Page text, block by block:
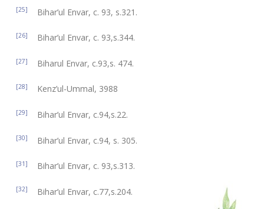
[25] Bihar’ul Envar, c. 93, s.321.
[26] Bihar’ul Envar, c. 93,s.344.
[27] Biharul Envar, c.93,s. 474.
[28] Kenz’ul-Ummal, 3988
[29] Bihar’ul Envar, c.94,s.22.
[30] Bihar’ul Envar, c.94, s. 305.
[31] Bihar’ul Envar, c. 93,s.313.
[32] Bihar’ul Envar, c.77,s.204.